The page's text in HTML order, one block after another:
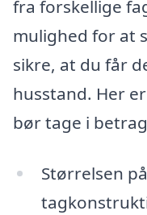
fra forskellige
mulighed for at
sikre, at du får
husstand. Her
bør tage i
Størrelsen